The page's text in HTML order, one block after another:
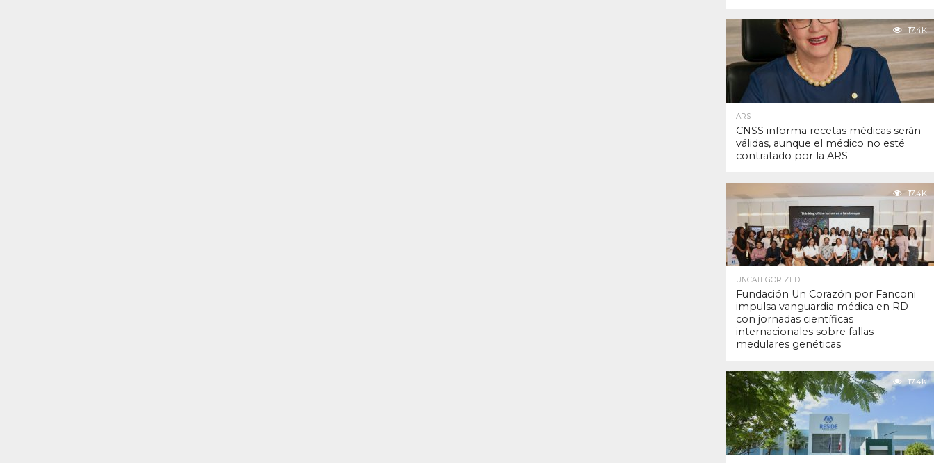
17.4K
ARS
CNSS informa recetas médicas serán
válidas, aunque el médico no esté
contratado por la ARS
17.4K
UNCATEGORIZED
Fundación Un Corazón por Fanconi
impulsa vanguardia médica en RD
con jornadas científicas
internacionales sobre fallas
medulares genéticas
17.4K